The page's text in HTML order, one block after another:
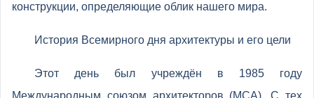
конструкции, определяющие облик нашего мира.
История Всемирного дня архитектуры и его цели
Этот день был учреждён в 1985 году
Международным союзом архитекторов (МСА). С тех